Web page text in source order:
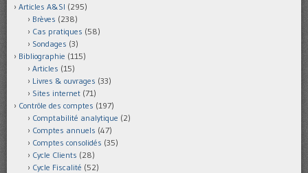
Articles A&SI (295)
Brèves (238)
Cas pratiques (58)
Sondages (3)
Bibliographie (115)
Articles (15)
Livres & ouvrages (33)
Sites internet (71)
Contrôle des comptes (197)
Comptabilité analytique (2)
Comptes annuels (47)
Comptes consolidés (35)
Cycle Clients (28)
Cycle Fiscalité (52)